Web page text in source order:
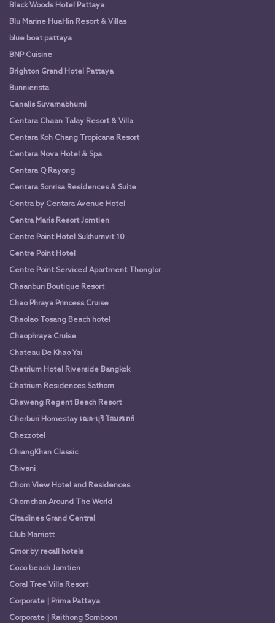
Black Woods Hotel Pattaya
Blu Marine HuaHin Resort & Villas
blue boat pattaya
BNP Cuisine
Brighton Grand Hotel Pattaya
Bunnierista
Canalis Suvarnabhumi
Centara Chaan Talay Resort & Villa
Centara Koh Chang Tropicana Resort
Centara Nova Hotel & Spa
Centara Q Rayong
Centara Sonrisa Residences & Suite
Centra by Centara Avenue Hotel
Centra Maris Resort Jomtien
Centre Point Hotel Sukhumvit 10
Centre Point Hotel
Centre Point Serviced Apartment Thonglor
Chaanburi Boutique Resort
Chao Phraya Princess Cruise
Chaolao Tosang Beach hotel
Chaophraya Cruise
Chateau De Khao Yai
Chatrium Hotel Riverside Bangkok
Chatrium Residences Sathorn
Chaweng Regent Beach Resort
Cherburi Homestay เฌอ-บุรี โฮมสเตย์
Chezzotel
ChiangKhan Classic
Chivani
Chom View Hotel and Residences
Chomchan Around The World
Citadines Grand Central
Club Marriott
Cmor by recall hotels
Coco beach Jomtien
Coral Tree Villa Resort
Corporate | Prima Pattaya
Corporate | Raithong Somboon